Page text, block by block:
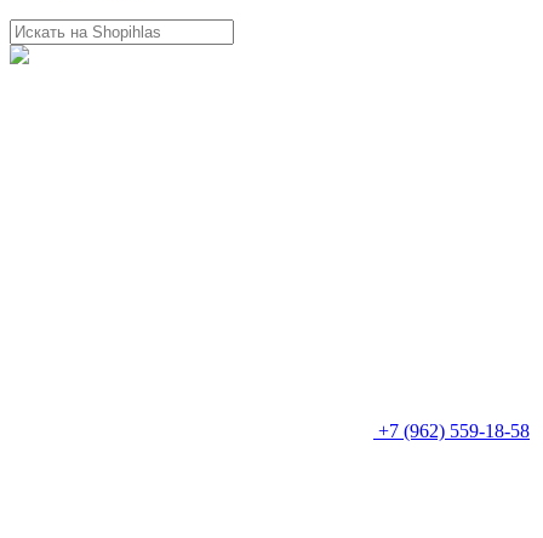
+7 (962) 559-18-58